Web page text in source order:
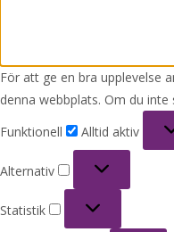
För att ge en bra upplevelse
denna webbplats. Om du
Funktionell
Alltid aktiv
Alternativ
Statistik